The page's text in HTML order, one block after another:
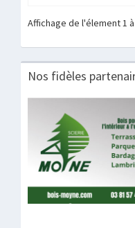
Affichage de l'élement 1
Nos fidèles